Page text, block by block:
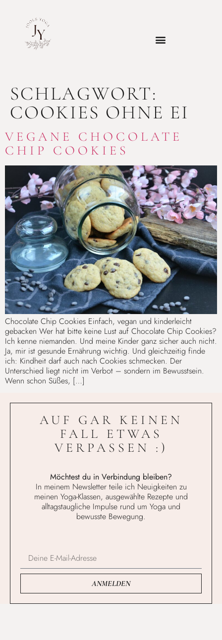
SCHLAGWORT:
COOKIES OHNE EI
VEGANE CHOCOLATE
CHIP COOKIES
Chocolate Chip Cookies Einfach, vegan und kinderleicht
gebacken Wer hat bitte keine Lust auf Chocolate Chip Cookies?
Ich kenne niemanden. Und meine Kinder ganz sicher auch nicht.
Ja, mir ist gesunde Ernährung wichtig. Und gleichzeitig finde
ich: Kindheit darf auch nach Cookies schmecken. Der
Unterschied liegt nicht im Verbot – sondern im Bewusstsein.
Wenn schon Süßes, […]
AUF GAR KEINEN
FALL ETWAS
VERPASSEN :)
Möchtest du in Verbindung bleiben?
In meinem Newsletter teile ich Neuigkeiten zu
meinen Yoga-Klassen, ausgewählte Rezepte und
alltagstaugliche Impulse rund um Yoga und
bewusste Bewegung.
ANMELDEN